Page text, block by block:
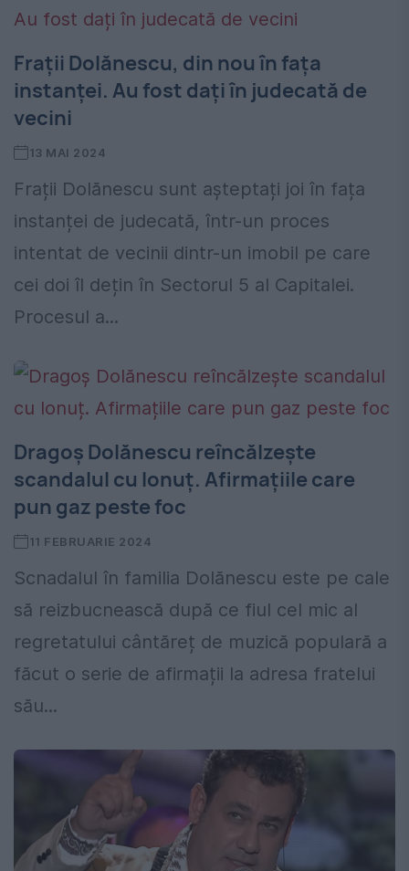
Frații Dolănescu, din nou în fața
instanței. Au fost dați în judecată de
vecini
13 MAI 2024
Frații Dolănescu sunt așteptați joi în fața
instanței de judecată, într-un proces
intentat de vecinii dintr-un imobil pe care
cei doi îl dețin în Sectorul 5 al Capitalei.
Procesul a...
Dragoș Dolănescu reîncălzește
scandalul cu Ionuț. Afirmațiile care
pun gaz peste foc
11 FEBRUARIE 2024
Scnadalul în familia Dolănescu este pe cale
să reizbucnească după ce fiul cel mic al
regretatului cântăreț de muzică populară a
făcut o serie de afirmații la adresa fratelui
său...